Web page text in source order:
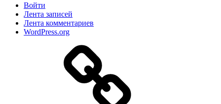
Войти
Лента записей
Лента комментариев
WordPress.org